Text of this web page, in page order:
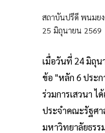
สถาบันปรีดี พนมย
25 มิถุนายน 2569
เมื่อวันที่ 24 มิถุ
ข้อ "หลัก 6 ประก
ร่วมการเสวนา
ประจำคณะรัฐศ
มหาวิทยาลัยธรร